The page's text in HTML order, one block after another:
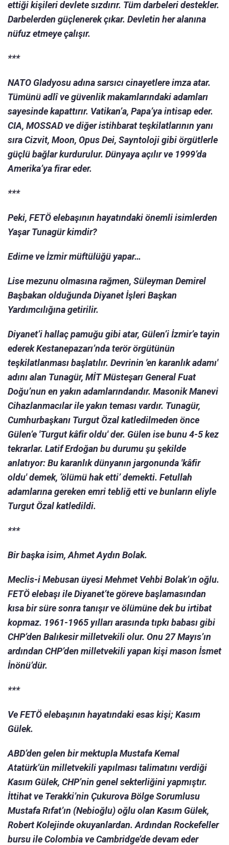
ettiği kişileri devlete sızdırır. Tüm darbeleri destekler.
Darbelerden güçlenerek çıkar. Devletin her alanına
nüfuz etmeye çalışır.
***
NATO Gladyosu adına sarsıcı cinayetlere imza atar.
Tümünü adlî ve güvenlik makamlarındaki adamları
sayesinde kapattırır. Vatikan’a, Papa’ya intisap eder.
CIA, MOSSAD ve diğer istihbarat teşkilatlarının yanı
sıra Cizvit, Moon, Opus Dei, Sayntoloji gibi örgütlerle
güçlü bağlar kurdurulur. Dünyaya açılır ve 1999’da
Amerika’ya firar eder.
***
Peki, FETÖ elebaşının hayatındaki önemli isimlerden
Yaşar Tunagür kimdir?
Edirne ve İzmir müftülüğü yapar…
Lise mezunu olmasına rağmen, Süleyman Demirel
Başbakan olduğunda Diyanet İşleri Başkan
Yardımcılığına getirilir.
Diyanet’i hallaç pamuğu gibi atar, Gülen’i İzmir’e tayin
ederek Kestanepazarı’nda terör örgütünün
teşkilatlanması başlatılır. Devrinin 'en karanlık adamı'
adını alan Tunagür, MİT Müsteşarı General Fuat
Doğu’nun en yakın adamlarındandır. Masonik Manevi
Cihazlanmacılar ile yakın teması vardır. Tunagür,
Cumhurbaşkanı Turgut Özal katledilmeden önce
Gülen’e 'Turgut kâfir oldu' der. Gülen ise bunu 4-5 kez
tekrarlar. Latif Erdoğan bu durumu şu şekilde
anlatıyor: Bu karanlık dünyanın jargonunda 'kâfir
oldu' demek, ‘ölümü hak etti’ demekti. Fetullah
adamlarına gereken emri tebliğ etti ve bunların eliyle
Turgut Özal katledildi.
***
Bir başka isim, Ahmet Aydın Bolak.
Meclis-i Mebusan üyesi Mehmet Vehbi Bolak’ın oğlu.
FETÖ elebaşı ile Diyanet’te göreve başlamasından
kısa bir süre sonra tanışır ve ölümüne dek bu irtibat
kopmaz. 1961-1965 yılları arasında tıpkı babası gibi
CHP’den Balıkesir milletvekili olur. Onu 27 Mayıs’ın
ardından CHP’den milletvekili yapan kişi mason İsmet
İnönü’dür.
***
Ve FETÖ elebaşının hayatındaki esas kişi; Kasım
Gülek.
ABD’den gelen bir mektupla Mustafa Kemal
Atatürk’ün milletvekili yapılması talimatını verdiği
Kasım Gülek, CHP’nin genel sekterliğini yapmıştır.
İttihat ve Terakki’nin Çukurova Bölge Sorumlusu
Mustafa Rıfat’ın (Nebioğlu) oğlu olan Kasım Gülek,
Robert Kolejinde okuyanlardan. Ardından Rockefeller
bursu ile Colombia ve Cambridge’de devam eder